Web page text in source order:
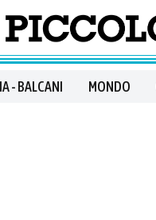
- BALCANI MONDO